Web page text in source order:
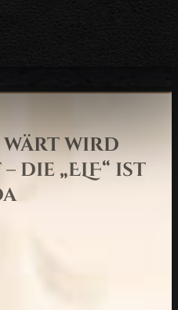
wärt wird
„ELF“ ist